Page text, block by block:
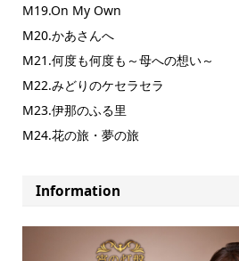
M19.On My Own
M20.かあさんへ
M21.何度も何度も～母への想い～
M22.みどりのケセラセラ
M23.伊那のふる里
M24.花の旅・夢の旅
Information